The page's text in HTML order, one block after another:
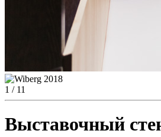
1 / 11
Выставочный